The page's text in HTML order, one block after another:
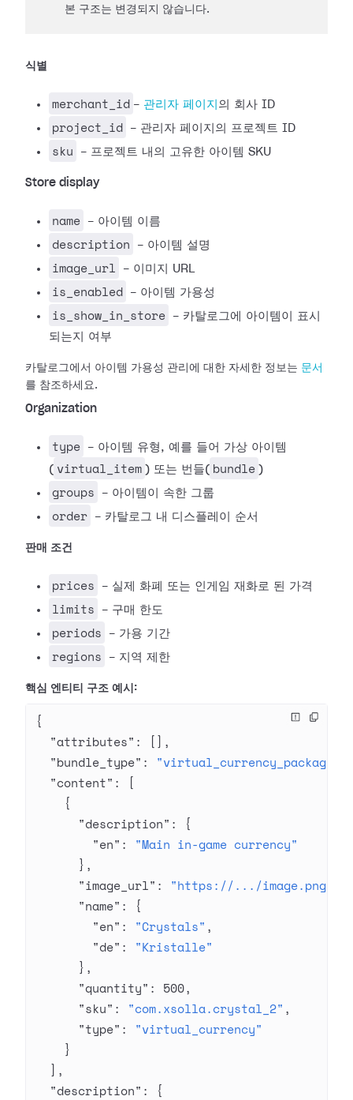
본 구조는 변경되지 않습니다.
식별
merchant_id - 관리자 페이지 의 회사 ID
project_id - 관리자 페이지의 프로젝트 ID
sku - 프로젝트 내의 고유한 아이템 SKU
Store display
name - 아이템 이름
description - 아이템 설명
image_url - 이미지 URL
is_enabled - 아이템 가용성
is_show_in_store
- 카탈로그에 아이템이 표시
되는지 여부
카탈로그에서 아이템 가용성 관리에 대한 자세한 정보는 문서
를 참조하세요.
Organization
type
- 아이템 유형, 예를 들어 가상 아이템
( virtual_item ) 또는 번들( bundle )
groups - 아이템이 속한 그룹
order - 카탈로그 내 디스플레이 순서
판매 조건
prices - 실제 화폐 또는 인게임 재화로 된 가격
limits - 구매 한도
periods - 가용 기간
regions - 지역 제한
핵심 엔티티 구조 예시:
{
  "attributes"
: [],
  "bundle_type"
: "virtual_currency_package"
  "content"
: [
    {
      "description"
: {
        "en"
: "Main in-game currency"
      },
      "image_url"
: "https://.../image.png"
      "name"
: {
        "en"
: "Crystals" ,
        "de"
: "Kristalle"
      },
      "quantity"
: 500,
      "sku"
: "com.xsolla.crystal_2" ,
      "type"
: "virtual_currency"
    }
  ],
  "description"
: {